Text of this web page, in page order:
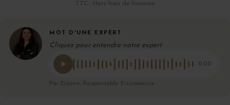
TTC · Hors frais de livraison
MOT D'UNE EXPERT
Cliquez pour entendre notre expert
0:00
Par Eryane, Responsable E-commerce